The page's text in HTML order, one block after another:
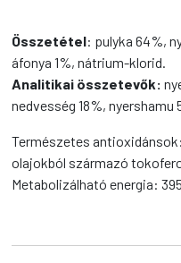
Összetétel: pulyka 64%,
áfonya 1%, nátrium-klorid.
Analitikai összetevők:
nedvesség 18%, nyershamu
Természetes
olajokból származó
Metabolizálható energia: